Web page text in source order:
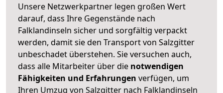
Unsere Netzwerkpartner legen großen Wert
darauf, dass Ihre Gegenstände nach
Falklandinseln sicher und sorgfältig verpackt
werden, damit sie den Transport von Salzgitter
unbeschadet überstehen. Sie versuchen auch,
dass alle Mitarbeiter über die notwendigen
Fähigkeiten und Erfahrungen verfügen, um
Ihren Umzug von Salzgitter nach Falklandinseln